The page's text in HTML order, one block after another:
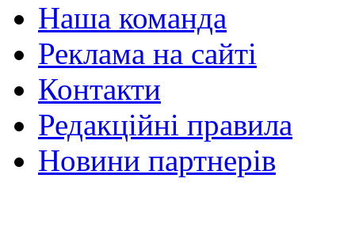
Наша команда
Реклама на сайті
Контакти
Редакційні правила
Новини партнерів